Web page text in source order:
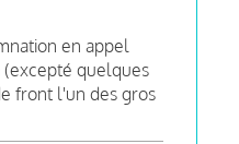
en appel
(excepté quelques
front l'un des gros